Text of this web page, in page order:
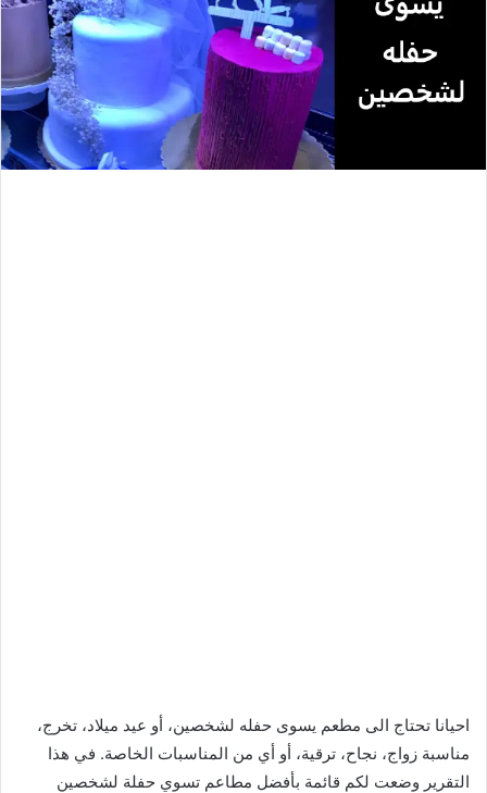
احيانا تحتاج الى مطعم يسوى حفله لشخصين، أو عيد ميلاد، تخرج،
مناسبة زواج، نجاح، ترقية، أو أي من المناسبات الخاصة. في هذا
التقرير وضعت لكم قائمة بأفضل مطاعم تسوي حفلة لشخصين